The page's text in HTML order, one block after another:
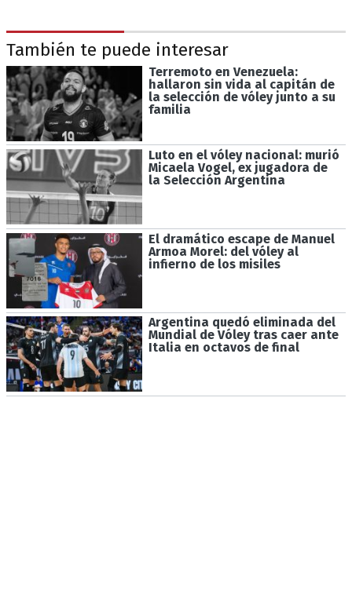
También te puede interesar
Terremoto en Venezuela:
hallaron sin vida al capitán de
la selección de vóley junto a su
familia
Luto en el vóley nacional: murió
Micaela Vogel, ex jugadora de
la Selección Argentina
El dramático escape de Manuel
Armoa Morel: del vóley al
infierno de los misiles
Argentina quedó eliminada del
Mundial de Vóley tras caer ante
Italia en octavos de final